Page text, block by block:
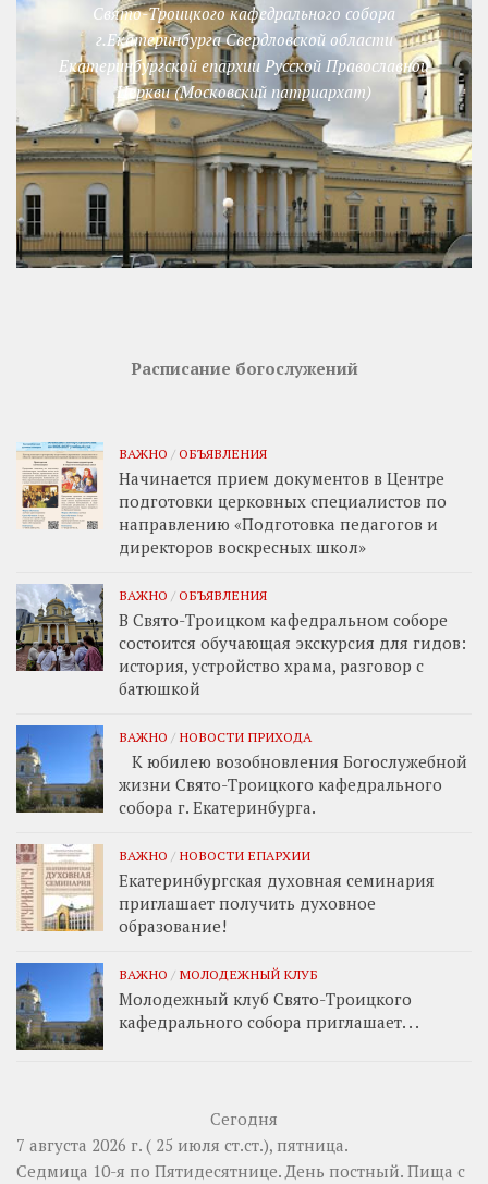
Свято-Троицкого кафедрального собора
г.Екатеринбурга Свердловской области
Екатеринбургской епархии Русской Православной
Церкви (Московский патриархат)
Расписание богослужений
ВАЖНО / ОБЪЯВЛЕНИЯ
Начинается прием документов в Центре
подготовки церковных специалистов по
направлению «Подготовка педагогов и
директоров воскресных школ»
ВАЖНО / ОБЪЯВЛЕНИЯ
В Свято-Троицком кафедральном соборе
состоится обучающая экскурсия для гидов:
история, устройство храма, разговор с
батюшкой
ВАЖНО / НОВОСТИ ПРИХОДА
К юбилею возобновления Богослужебной
жизни Свято-Троицкого кафедрального
собора г. Екатеринбурга.
ВАЖНО / НОВОСТИ ЕПАРХИИ
Екатеринбургская духовная семинария
приглашает получить духовное
образование!
ВАЖНО / МОЛОДЕЖНЫЙ КЛУБ
Молодежный клуб Свято-Троицкого
кафедрального собора приглашает. . .
Сегодня
7 августа 2026 г. ( 25 июля ст.ст.), пятница.
Седмица 10-я по Пятидесятнице. День постный. Пища с